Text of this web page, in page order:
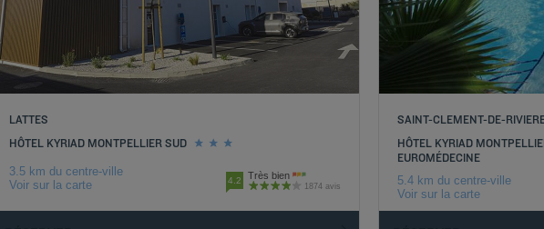
LATTES
HÔTEL KYRIAD MONTPELLIER SUD
3.5 km du centre-ville
Voir sur la carte
4.2 Très bien
1874 avis
SAINT-CLEMENT-DE-
HÔTEL KYRIAD
EUROMÉDECINE
5.4 km du centre-ville
Voir sur la carte